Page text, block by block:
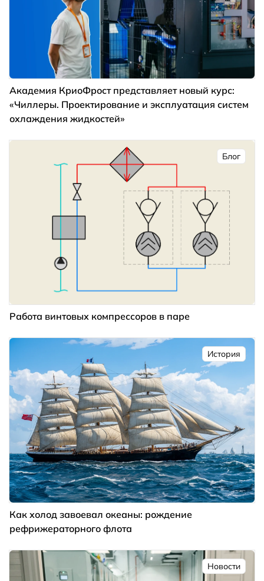
Академия КриоФрост представляет новый курс:
«Чиллеры. Проектирование и эксплуатация систем
охлаждения жидкостей»
Блог
Работа винтовых компрессоров в паре
История
Как холод завоевал океаны: рождение
рефрижераторного флота
Новости